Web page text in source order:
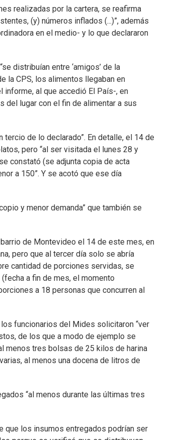
realizadas por la cartera, se reafirma
(y) números inflados (...)”, además
en el medio- y lo que declararon
distribuían entre ‘amigos’ de la
la CPS, los alimentos llegaban en
informe, al que accedió El País-, en
del lugar con el fin de alimentar a sus
tercio de lo declarado”. En detalle, el 14 de
pero “al ser visitada el lunes 28 y
constató (se adjunta copia de acta
a 150”. Y se acotó que ese día
y menor demanda” que también se
de Montevideo el 14 de este mes, en
pero que al tercer día solo se abría
cantidad de porciones servidas, se
a fin de mes, el momento
a 18 personas que concurren al
funcionarios del Mides solicitaron “ver
de los que a modo de ejemplo se
menos tres bolsas de 25 kilos de harina
al menos una docena de litros de
“al menos durante las últimas tres
que los insumos entregados podrían ser